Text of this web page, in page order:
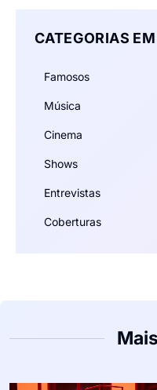
CATEGORIAS
Famosos
Música
Cinema
Shows
Entrevistas
Coberturas